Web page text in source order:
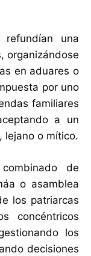
una
organizándose
en aduares o
por uno
familiares
a un
lejano o mítico.
de
o asamblea
los patriarcas
concéntricos
los
decisiones